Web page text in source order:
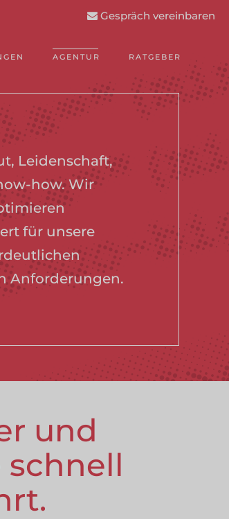
AGENTUR RATGEBER
Leidenschaft,
how. Wir
für unsere
Anforderungen.
Gespräch vereinbaren
und
schnell